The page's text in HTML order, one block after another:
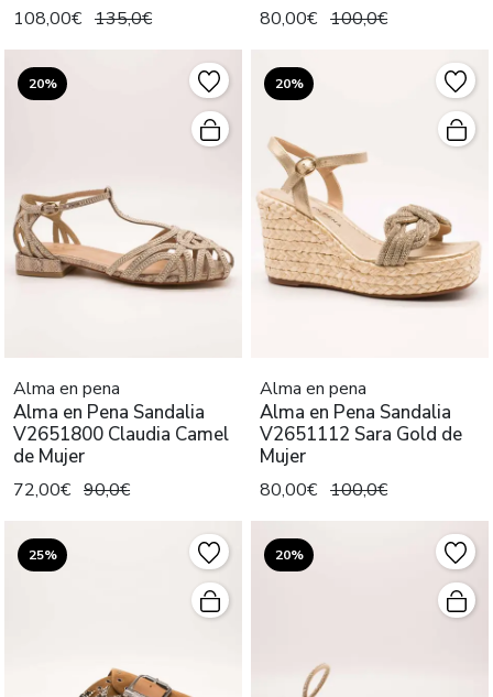
108,00€ 135,0€ 80,00€ 100,0€
20%
Alma en pena
Alma en Pena Sandalia
V2651800 Claudia Camel
de Mujer
72,00€ 90,0€
20%
Alma en pena
Alma en Pena Sandalia
V2651112 Sara Gold de
Mujer
80,00€ 100,0€
25% 20%